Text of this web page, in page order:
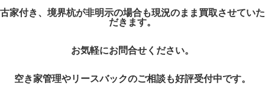
古家付き、境界杭が非明示の場合も現況のまま買取させていた
だきます。
お気軽にお問合せください。
空き家管理やリースバックのご相談も好評受付中です。